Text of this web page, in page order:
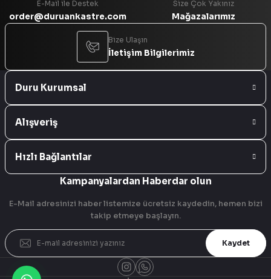
E-Mail ile Destek
order@duruankastre.com
Size Çok Yakınız
Mağazalarımız
Bize Ulaşın
İletişim Bilgilerimiz
Duru Kurumsal
Alışveriş
Hızlı Bağlantılar
Kampanyalardan Haberdar olun
E-Mail adresinizi haber listemize ücretsiz kaydedin, hemen bizi
takip etmeye başlayın.
Kaydet